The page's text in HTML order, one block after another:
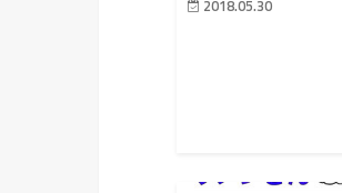
2018.05.30